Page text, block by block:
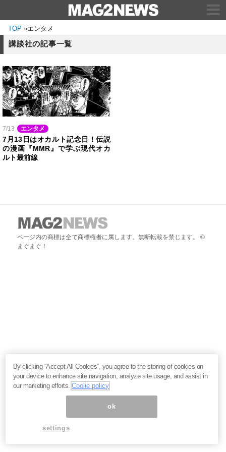
TOP »エンタメ
講談社の記事一覧
7/13 エンタメ
7月13日はオカルト記念日！伝説
の漫画『MMR』で学ぶ現代オカ
ルト最前線
ページ内の商標は全て商標権者に属します。無断転載を禁じます。 ©
まぐまぐ！
By clicking “Accept All Cookies”, you agree to the storing of cookies on
your device to enhance site navigation, analyze site usage, and assist in
our marketing efforts.Coolie policy
ok
settings